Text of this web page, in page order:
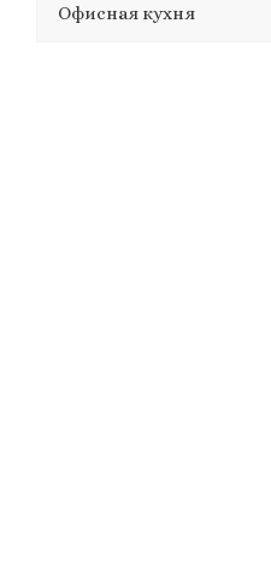
Офисная кухня